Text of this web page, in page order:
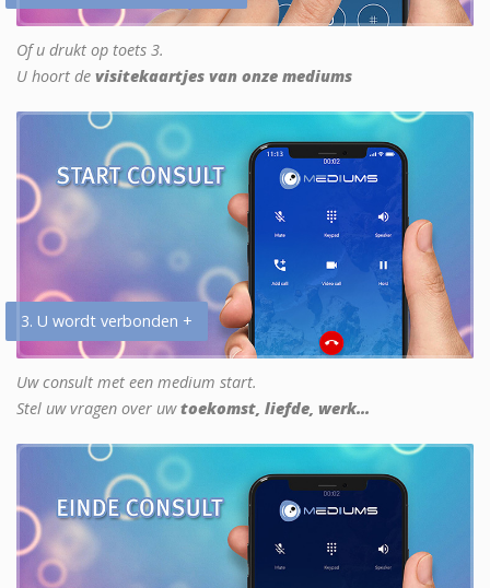
Of u drukt op toets 3.
U hoort de visitekaartjes van onze mediums
3. U wordt verbonden +
Uw consult met een medium start.
Stel uw vragen over uwtoekomst, liefde, werk...